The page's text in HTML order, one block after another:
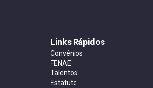
Links Rápidos
Convênios
FENAE
Talentos
Estatuto